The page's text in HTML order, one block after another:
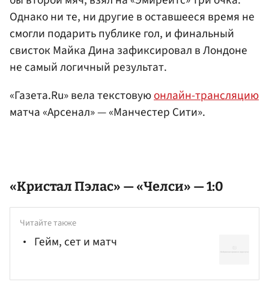
Однако ни те, ни другие в оставшееся время не
смогли подарить публике гол, и финальный
свисток Майка Дина зафиксировал в Лондоне
не самый логичный результат.
«Газета.Ru» вела текстовуюонлайн-трансляцию
матча «Арсенал» — «Манчестер Сити».
«Кристал Пэлас» — «Челси» — 1:0
Читайте также
Гейм, сет и матч